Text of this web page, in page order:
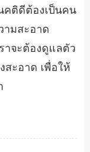
คติดีต้องเป็นคน
ามสะอาด
าจะต้องดูแลตัว
สะอาด เพื่อให้